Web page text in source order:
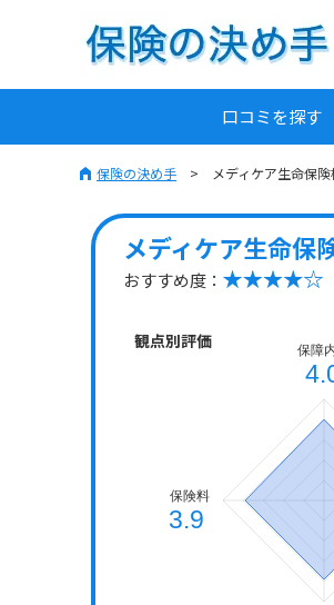
口コミを探す
保険の決め手 メディケア生命保
メディケア生命保
おすすめ度：
観点別評価